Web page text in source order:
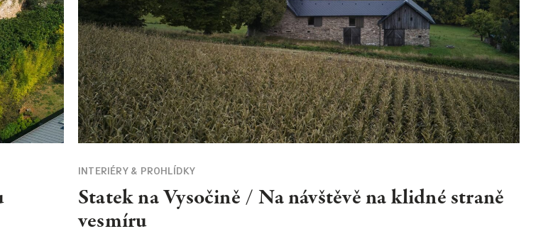
INTERIÉRY & PROHLÍDKY
Statek na Vysočině / Na návštěvě na klidné straně
vesmíru